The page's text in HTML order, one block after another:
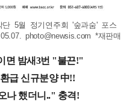
단 5월 정기연주회 '숲과숨' 포스
photo@newsis.com *재판매